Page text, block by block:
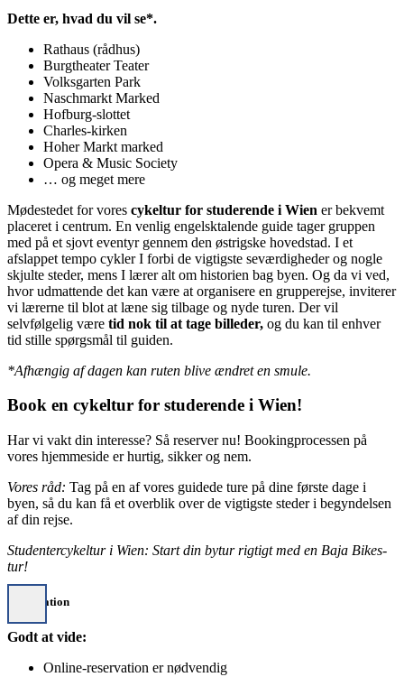
Dette er, hvad du vil se*.
Rathaus (rådhus)
Burgtheater Teater
Volksgarten Park
Naschmarkt Marked
Hofburg-slottet
Charles-kirken
Hoher Markt marked
Opera & Music Society
… og meget mere
Mødestedet for vores cykeltur for studerende i Wien er bekvemt
placeret i centrum. En venlig engelsktalende guide tager gruppen
med på et sjovt eventyr gennem den østrigske hovedstad. I et
afslappet tempo cykler I forbi de vigtigste seværdigheder og nogle
skjulte steder, mens I lærer alt om historien bag byen. Og da vi ved,
hvor udmattende det kan være at organisere en grupperejse, inviterer
vi lærerne til blot at læne sig tilbage og nyde turen. Der vil
selvfølgelig være tid nok til at tage billeder, og du kan til enhver
tid stille spørgsmål til guiden.
*Afhængig af dagen kan ruten blive ændret en smule.
Book en cykeltur for studerende i Wien!
Har vi vakt din interesse? Så reserver nu! Bookingprocessen på
vores hjemmeside er hurtig, sikker og nem.
Vores råd: Tag på en af vores guidede ture på dine første dage i
byen, så du kan få et overblik over de vigtigste steder i begyndelsen
af din rejse.
Studentercykeltur i Wien: Start din bytur rigtigt med en Baja Bikes-
tur!
Information
Godt at vide:
Online-reservation er nødvendig